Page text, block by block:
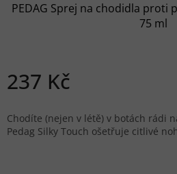
PEDAG Sprej na chodidla proti
75 ml
237 Kč
Chodíte (nejen v létě) v botách rádi
Pedag Silky Touch ošetřuje citlivé